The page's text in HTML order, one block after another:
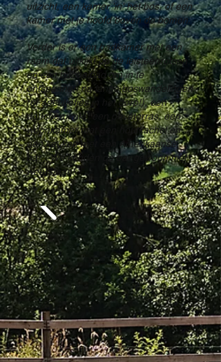
uitzicht, een kamer 'in' het bos, of een
kamer met je hoofd boven de bomen.
Verder is er een badkamer met een
raam dat uitkijkt op de leisteenrotsen
en een bubbelbad om in te
ontspannen na lange boswandelingen
(of aperitiefjes in het dorp!), een
doucheruimte, een privéterras, een
woonkamer met een houtkachel en
een keuken met een Amerikaanse
bar... We konden de bar gewoon niet
weerstaan!